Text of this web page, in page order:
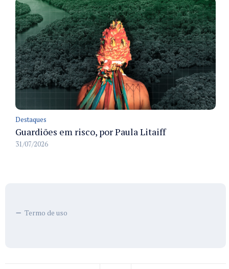
Destaques
Guardiões em risco, por Paula Litaiff
31/07/2026
Termo de uso